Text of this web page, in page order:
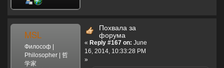
MSL
Философ |
Philosopher | 哲
学家
Похвала за
форума
« Reply #167 on: June
16, 2014, 10:33:28 PM
»